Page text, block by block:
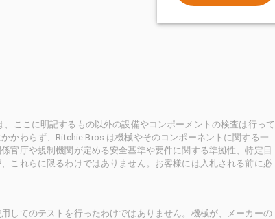
ここに明記するもの以外の設備やコンポーメントの検査は行って
かわらず、Ritchie Bros.は機械やそのコンポーネントに関する一
官庁や規制機関が定める安全基準や要件に関する準拠性、特定目
これらに限るわけではありません。お客様には入札される前に必
してのテストを行ったわけではありません。機械が、メーカーの